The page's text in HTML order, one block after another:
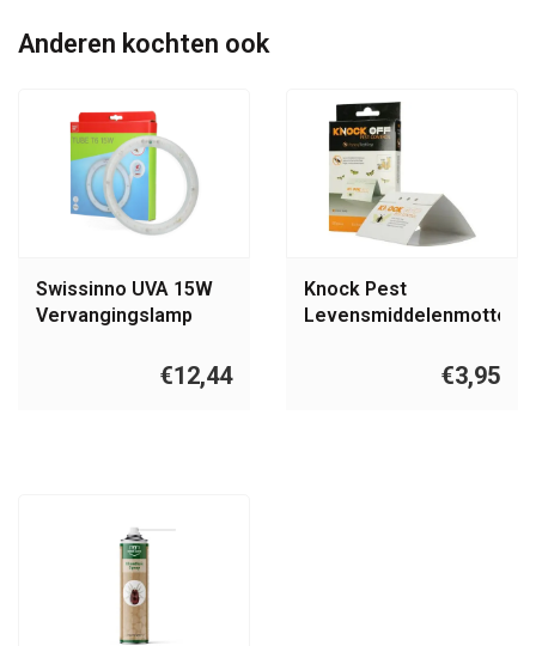
Anderen kochten ook
Swissinno UVA 15W
Vervangingslamp
€12,44
Knock Pest
€3,95